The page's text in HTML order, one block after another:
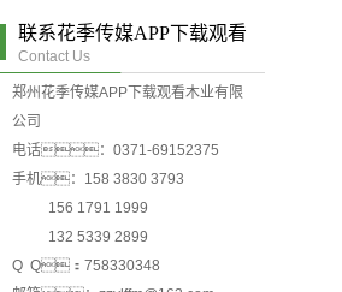
联系花季传媒APP下载观看
Contact Us
郑州花季传媒APP下载观看木业有限
公司
电话：0371-69152375
手机：158 3830 3793
156 1791 1999
132 5339 2899
Q Q：758330348